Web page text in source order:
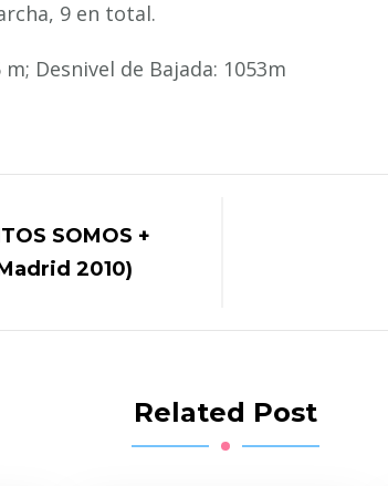
9 en total.
Desnivel de Bajada: 1053m
SOMOS +
2010)
Related Post